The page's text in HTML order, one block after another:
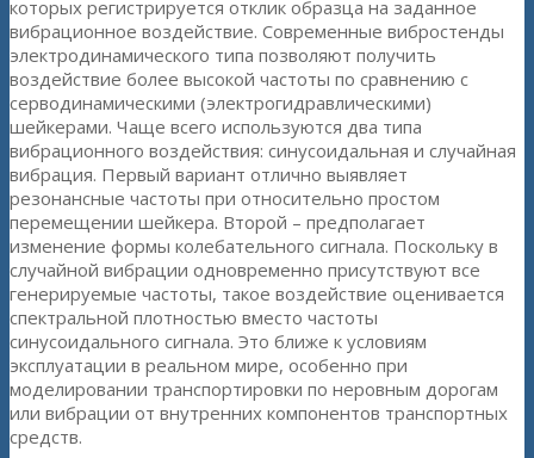
которых регистрируется отклик образца на заданное
вибрационное воздействие. Современные вибростенды
электродинамического типа позволяют получить
воздействие более высокой частоты по сравнению с
серводинамическими (электрогидравлическими)
шейкерами. Чаще всего используются два типа
вибрационного воздействия: синусоидальная и случайная
вибрация. Первый вариант отлично выявляет
резонансные частоты при относительно простом
перемещении шейкера. Второй – предполагает
изменение формы колебательного сигнала. Поскольку в
случайной вибрации одновременно присутствуют все
генерируемые частоты, такое воздействие оценивается
спектральной плотностью вместо частоты
синусоидального сигнала. Это ближе к условиям
эксплуатации в реальном мире, особенно при
моделировании транспортировки по неровным дорогам
или вибрации от внутренних компонентов транспортных
средств.